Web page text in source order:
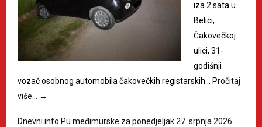
iza 2 sata u
Belici,
Čakovečkoj
ulici, 31-
godišnji
vozač osobnog automobila čakovečkih registarskih… Pročitaj
više… →
Dnevni info Pu međimurske za ponedjeljak 27. srpnja 2026.